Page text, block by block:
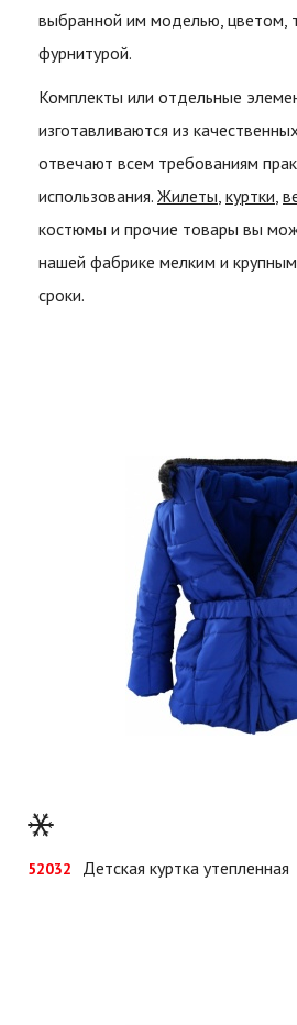
выбранной им моделью, цветом,
фурнитурой.
Комплекты или отдельные
изготавливаются из
отвечают всем требованиям
использования. Жилеты, куртки,
костюмы и прочие товары вы
нашей фабрике мелким и
сроки.
52032 Детская куртка утепленная